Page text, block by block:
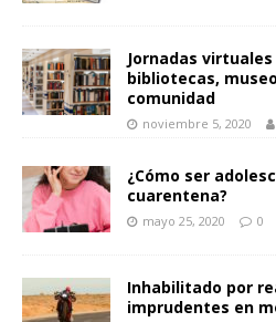
Jornadas
bibliotecas,
comunidad
noviembre 5, 2020
¿Cómo ser
cuarentena?
mayo 25, 2020 0
Inhabilitado por
imprudentes en